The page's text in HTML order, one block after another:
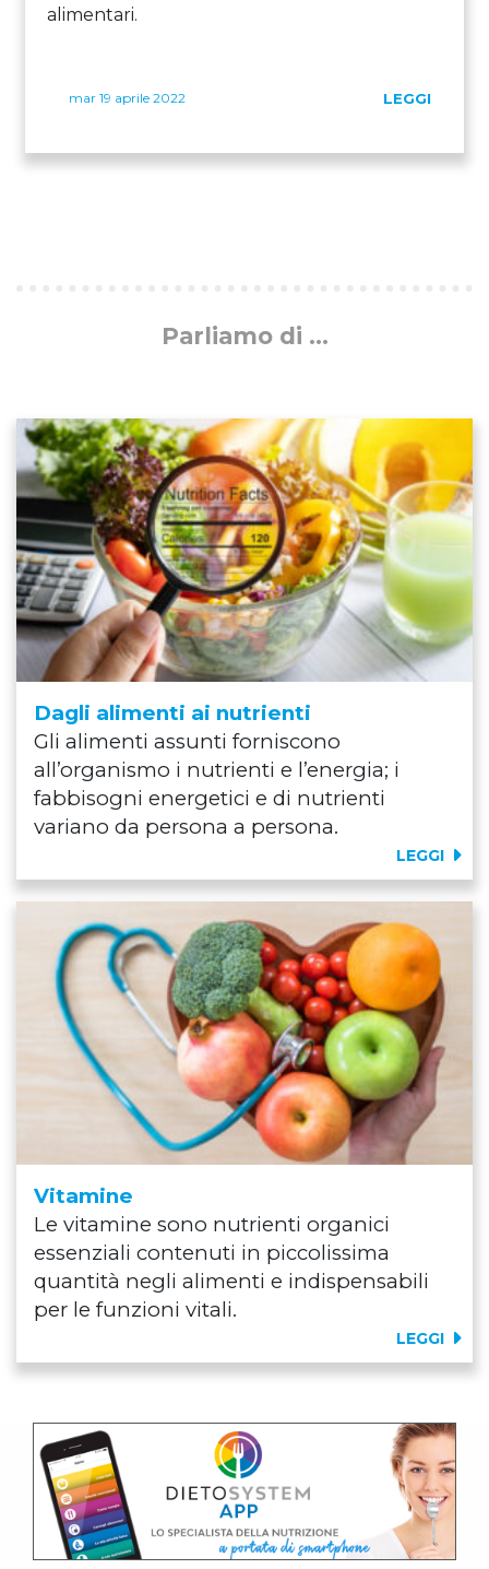
alimentari.
mar 19 aprile 2022 LEGGI
Parliamo di ...
Dagli alimenti ai nutrienti
Gli alimenti assunti forniscono
all’organismo i nutrienti e l’energia; i
fabbisogni energetici e di nutrienti
variano da persona a persona.
LEGGI
Vitamine
Le vitamine sono nutrienti organici
essenziali contenuti in piccolissima
quantità negli alimenti e indispensabili
per le funzioni vitali.
LEGGI